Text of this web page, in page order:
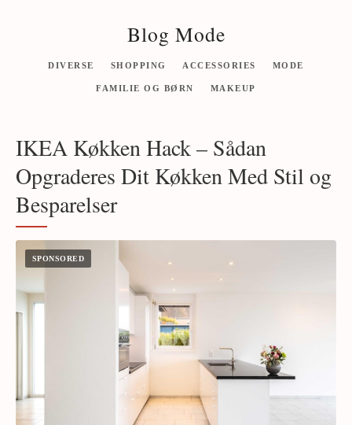
Blog Mode
DIVERSE SHOPPING ACCESSORIES MODE
FAMILIE OG BØRN MAKEUP
IKEA Køkken Hack – Sådan
Opgraderes Dit Køkken Med Stil og
Besparelser